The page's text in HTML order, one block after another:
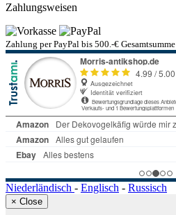
Zahlungsweisen
Zahlung per PayPal bis 500.-€ Gesamtsumme
Niederländisch - Englisch - Russisch
× Close